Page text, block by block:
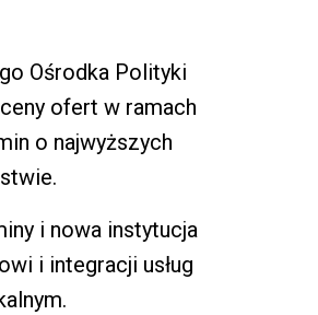
Ośrodka Polityki
ofert w ramach
o najwyższych
i nowa instytucja
i integracji usług